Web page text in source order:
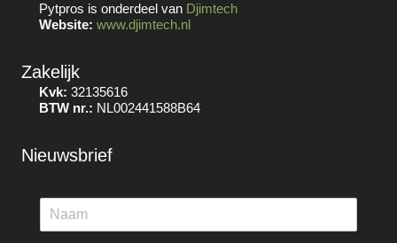
Pytpros is onderdeel van Djimtech
Website: www.djimtech.nl
Zakelijk
Kvk: 32135616
BTW nr.: NL002441588B64
Nieuwsbrief